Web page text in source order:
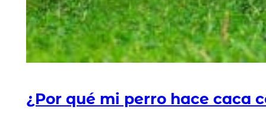
¿Por qué mi perro hace caca